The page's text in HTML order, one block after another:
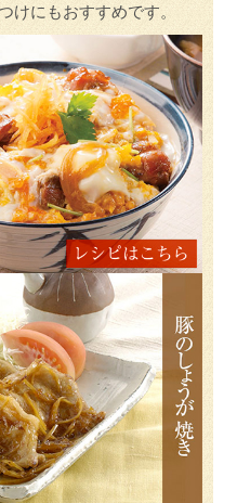
けにもおすすめです。